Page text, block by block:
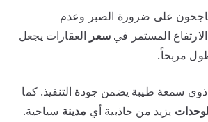
على ضرورة الصبر وعدم
المستمر فيسعر العقارات يجعل
مربحاً.
سمعة طيبة يضمن جودة التنفيذ. كما
يزيد من جاذبية أي مدينة سياحية.